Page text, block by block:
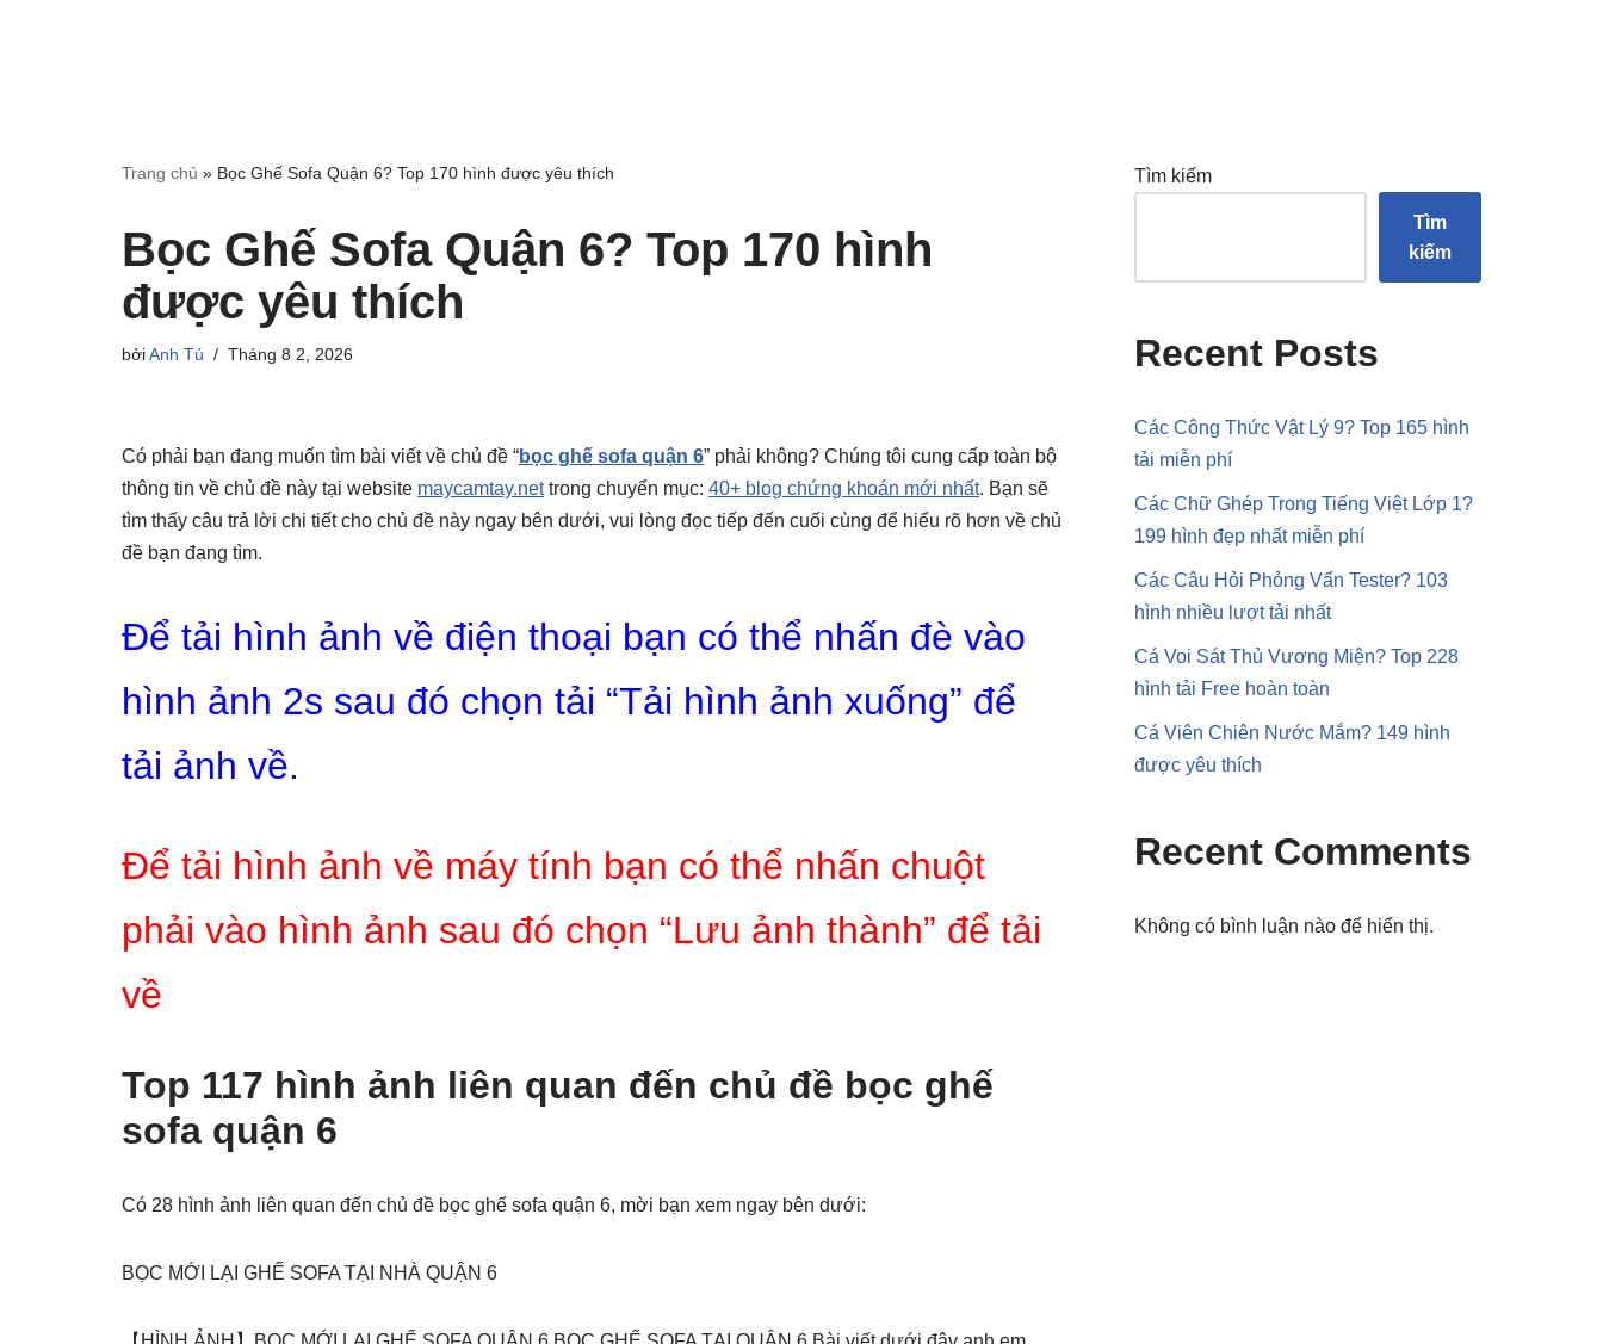
Trang chủ » Bọc Ghế Sofa Quận 6? Top 170 hình được yêu thích
Bọc Ghế Sofa Quận 6? Top 170 hình
được yêu thích
bởiAnh Tú Tháng 8 2, 2026
Có phải bạn đang muốn tìm bài viết về chủ đề “bọc ghế sofa quận 6” phải không? Chúng tôi cung cấp toàn bộ
thông tin về chủ đề này tại website maycamtay.nettrong chuyển mục: 40+ blog chứng khoán mới nhất. Bạn sẽ
tìm thấy câu trả lời chi tiết cho chủ đề này ngay bên dưới, vui lòng đọc tiếp đến cuối cùng để hiểu rõ hơn về chủ
đề bạn đang tìm.
Để tải hình ảnh về điện thoại bạn có thể nhấn đè vào
hình ảnh 2s sau đó chọn tải “Tải hình ảnh xuống” để
tải ảnh về.
Để tải hình ảnh về máy tính bạn có thể nhấn chuột
phải vào hình ảnh sau đó chọn “Lưu ảnh thành” để tải
về
Top 117 hình ảnh liên quan đến chủ đề bọc ghế
sofa quận 6
Có 28 hình ảnh liên quan đến chủ đề bọc ghế sofa quận 6, mời bạn xem ngay bên dưới:
BỌC MỚI LẠI GHẾ SOFA TẠI NHÀ QUẬN 6
Tìm kiếm
Tìm
kiếm
Recent Posts
Các Công Thức Vật Lý 9? Top 165 hình
tải miễn phí
Các Chữ Ghép Trong Tiếng Việt Lớp 1?
199 hình đẹp nhất miễn phí
Các Câu Hỏi Phỏng Vấn Tester? 103
hình nhiều lượt tải nhất
Cá Voi Sát Thủ Vương Miện? Top 228
hình tải Free hoàn toàn
Cá Viên Chiên Nước Mắm? 149 hình
được yêu thích
Recent Comments
Không có bình luận nào để hiển thị.